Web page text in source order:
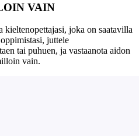
VAIN
joka on saatavilla
juttele
tai puhuen, ja vastaanota aidon
vain.